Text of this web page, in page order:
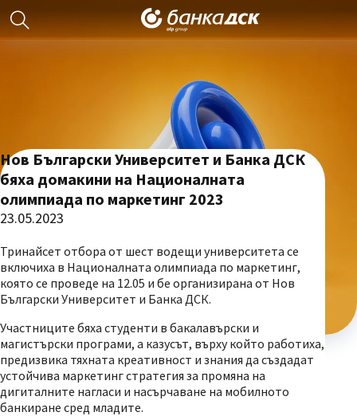
Нов Български Университет и Банка ДСК
бяха домакини на Националната
олимпиада по маркетинг 2023
23.05.2023
Тринайсет отбора от шест водещи университета се
включиха в Националната олимпиада по маркетинг,
която се проведе на 12.05 и бе организирана от Нов
Български Университет и Банка ДСК.
Участниците бяха студенти в бакалавърски и
магистърски програми, а казусът, върху който работиха,
предизвика тяхната креативност и знания да създадат
устойчива маркетинг стратегия за промяна на
дигиталните нагласи и насърчаване на мобилното
банкиране сред младите.